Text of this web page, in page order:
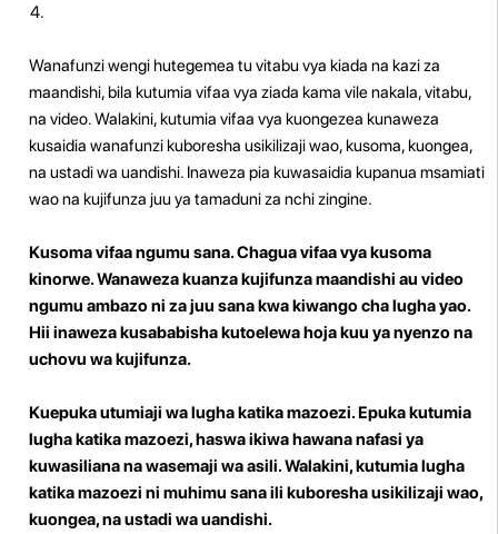
Wanafunzi wengi hutegemea tu vitabu vya kiada na kazi za
maandishi, bila kutumia vifaa vya ziada kama vile nakala, vitabu,
na video. Walakini, kutumia vifaa vya kuongezea kunaweza
kusaidia wanafunzi kuboresha usikilizaji wao, kusoma, kuongea,
na ustadi wa uandishi. Inaweza pia kuwasaidia kupanua msamiati
wao na kujifunza juu ya tamaduni za nchi zingine.
Kusoma vifaa ngumu sana. Chagua vifaa vya kusoma
kinorwe. Wanaweza kuanza kujifunza maandishi au video
ngumu ambazo ni za juu sana kwa kiwango cha lugha yao.
Hii inaweza kusababisha kutoelewa hoja kuu ya nyenzo na
uchovu wa kujifunza.
Kuepuka utumiaji wa lugha katika mazoezi. Epuka kutumia
lugha katika mazoezi, haswa ikiwa hawana nafasi ya
kuwasiliana na wasemaji wa asili. Walakini, kutumia lugha
katika mazoezi ni muhimu sana ili kuboresha usikilizaji wao,
kuongea, na ustadi wa uandishi.